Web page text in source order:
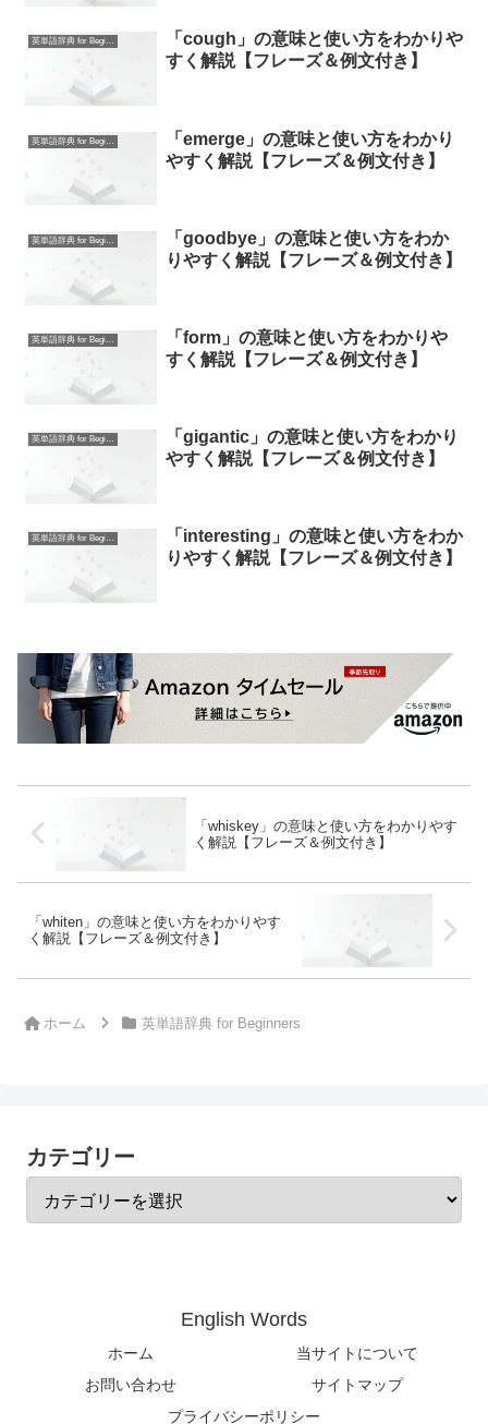
英単語辞典 for Beginners
「cough」の意味と使い方をわかりや
すく解説【フレーズ＆例文付き】
英単語辞典 for Beginners
「emerge」の意味と使い方をわかり
やすく解説【フレーズ＆例文付き】
英単語辞典 for Beginners
「goodbye」の意味と使い方をわか
りやすく解説【フレーズ＆例文付き】
英単語辞典 for Beginners
「form」の意味と使い方をわかりや
すく解説【フレーズ＆例文付き】
英単語辞典 for Beginners
「gigantic」の意味と使い方をわかり
やすく解説【フレーズ＆例文付き】
英単語辞典 for Beginners
「interesting」の意味と使い方をわか
りやすく解説【フレーズ＆例文付き】
「whiskey」の意味と使い方をわかりやす
く解説【フレーズ＆例文付き】
「whiten」の意味と使い方をわかりやす
く解説【フレーズ＆例文付き】
ホーム 英単語辞典 for Beginners
カテゴリー
English Words
ホーム
当サイトについて
お問い合わせ
サイトマップ
プライバシーポリシー